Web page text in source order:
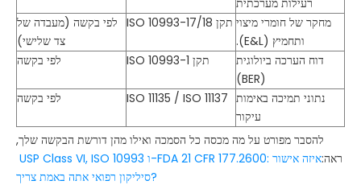
מחקר של חומרי מיצוי
ותחמיץ (E&L).
תקן ISO 10993-17/18
לפי בקשה (מעבדה של
צד שלישי)
דוח הערכה ביולוגית
(BER)
תקן ISO 10993-1 לפי בקשה
נתוני תמיכה באימות
עיקור
ISO 11135 / ISO 11137 לפי בקשה
להסבר מפורט על מה מכסה כל הסמכה ואילו מהן דורשת הבקשה שלך,
ראה:
USP Class VI, ISO 10993 ו-FDA 21 CFR 177.2600: איזה אישור
סיליקון רפואי אתה באמת צריך?